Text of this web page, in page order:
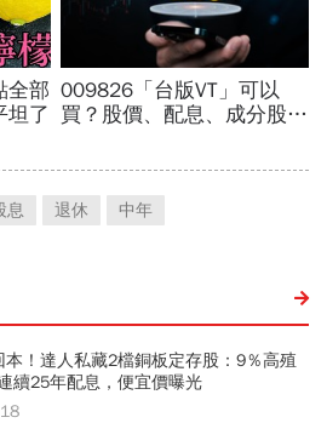
息 退休 中年
本！達人私藏2檔銅板定存股：9％高殖
續25年配息，便宜價曝光